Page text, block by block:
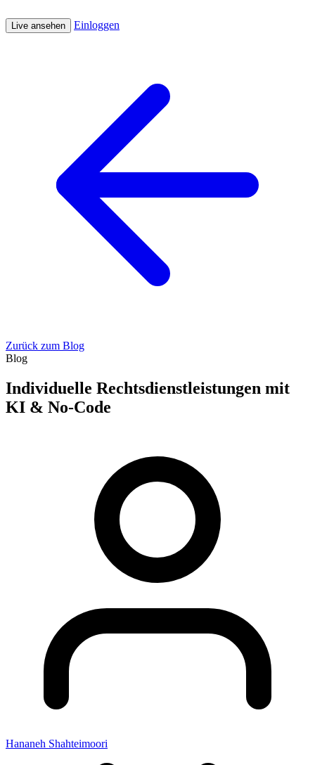
Live ansehen Einloggen
Zurück zum Blog
Blog
Individuelle Rechtsdienstleistungen mit
KI & No-Code
Hananeh Shahteimoori